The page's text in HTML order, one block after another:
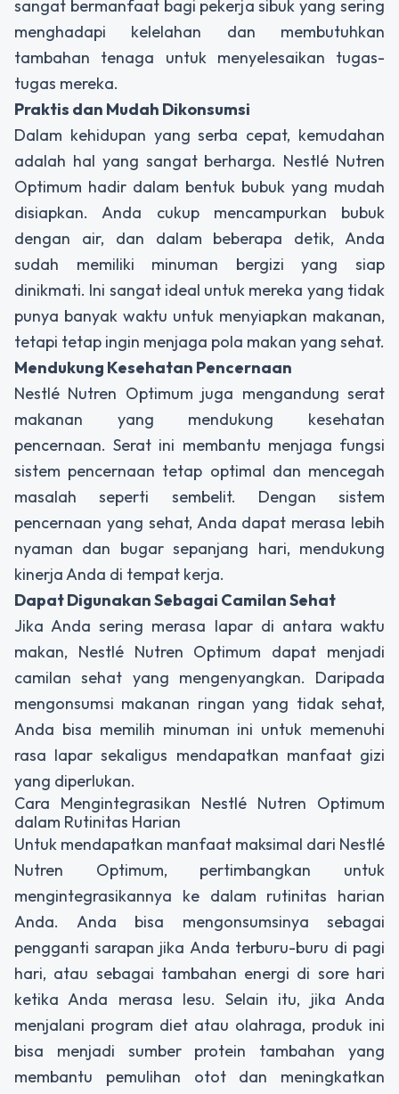
sangat bermanfaat bagi pekerja sibuk yang sering
menghadapi kelelahan dan membutuhkan
tambahan tenaga untuk menyelesaikan tugas-
tugas mereka.
Praktis dan Mudah Dikonsumsi
Dalam kehidupan yang serba cepat, kemudahan
adalah hal yang sangat berharga. Nestlé Nutren
Optimum hadir dalam bentuk bubuk yang mudah
disiapkan. Anda cukup mencampurkan bubuk
dengan air, dan dalam beberapa detik, Anda
sudah memiliki minuman bergizi yang siap
dinikmati. Ini sangat ideal untuk mereka yang tidak
punya banyak waktu untuk menyiapkan makanan,
tetapi tetap ingin menjaga pola makan yang sehat.
Mendukung Kesehatan Pencernaan
Nestlé Nutren Optimum juga mengandung serat
makanan yang mendukung kesehatan
pencernaan. Serat ini membantu menjaga fungsi
sistem pencernaan tetap optimal dan mencegah
masalah seperti sembelit. Dengan sistem
pencernaan yang sehat, Anda dapat merasa lebih
nyaman dan bugar sepanjang hari, mendukung
kinerja Anda di tempat kerja.
Dapat Digunakan Sebagai Camilan Sehat
Jika Anda sering merasa lapar di antara waktu
makan, Nestlé Nutren Optimum dapat menjadi
camilan sehat yang mengenyangkan. Daripada
mengonsumsi makanan ringan yang tidak sehat,
Anda bisa memilih minuman ini untuk memenuhi
rasa lapar sekaligus mendapatkan manfaat gizi
yang diperlukan.
Cara Mengintegrasikan Nestlé Nutren Optimum
dalam Rutinitas Harian
Untuk mendapatkan manfaat maksimal dari Nestlé
Nutren Optimum, pertimbangkan untuk
mengintegrasikannya ke dalam rutinitas harian
Anda. Anda bisa mengonsumsinya sebagai
pengganti sarapan jika Anda terburu-buru di pagi
hari, atau sebagai tambahan energi di sore hari
ketika Anda merasa lesu. Selain itu, jika Anda
menjalani program diet atau olahraga, produk ini
bisa menjadi sumber protein tambahan yang
membantu pemulihan otot dan meningkatkan